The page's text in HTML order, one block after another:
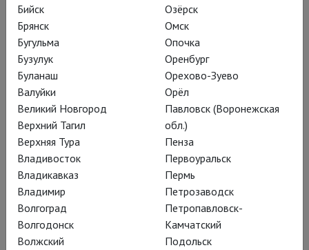
Вадим Рутковский
Кровавый режим
Михаил Бычков поставил пьесу
Дэвида Мэмета «Олеанна» на Малой
сцене Воронежского Камерного
театра
Бийск
Брянск
Бугульма
Бузулук
Буланаш
Валуйки
Великий Новгород
Верхний Тагил
Верхняя Тура
Владивосток
Владикавказ
Владимир
Волгоград
Волгодонск
Волжский
Озёрск
Омск
Опочка
Оренбург
Орехово-Зуево
Орёл
Павловск (Воронежская
обл.)
Пенза
Первоуральск
Пермь
Петрозаводск
Петропавловск-
Камчатский
Подольск